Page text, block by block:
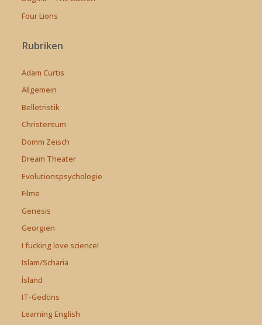
Four Lions
Rubriken
Adam Curtis
Allgemein
Belletristik
Christentum
Domm Zeisch
Dream Theater
Evolutionspsychologie
Filme
Genesis
Georgien
I fucking love science!
Islam/Scharia
Ísland
IT-Gedöns
Learning English